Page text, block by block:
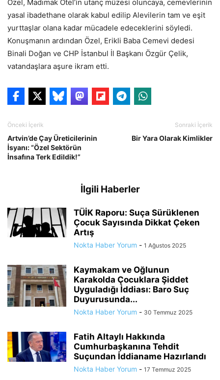
Özel, Madımak Otel’in utanç müzesi oluncaya, cemevlerinin
yasal ibadethane olarak kabul edilip Alevilerin tam ve eşit
yurttaşlar olana kadar mücadele edeceklerini söyledi.
Konuşmanın ardından Özel, Erikli Baba Cemevi dedesi
Binali Doğan ve CHP İstanbul İl Başkanı Özgür Çelik,
vatandaşlara aşure ikram etti.
Önceki İçerik
Artvin’de Çay Üreticilerinin
İsyanı: “Özel Sektörün
İnsafına Terk Edildik!”
Sonraki İçerik
Bir Yara Olarak Kimlikler
İlgili Haberler
TÜİK Raporu: Suça Sürüklenen
Çocuk Sayısında Dikkat Çeken
Artış
Nokta Haber Yorum - 1 Ağustos 2025
Kaymakam ve Oğlunun
Karakolda Çocuklara Şiddet
Uyguladığı İddiası: Baro Suç
Duyurusunda...
Nokta Haber Yorum - 30 Temmuz 2025
Fatih Altaylı Hakkında
Cumhurbaşkanına Tehdit
Suçundan İddianame Hazırlandı
Nokta Haber Yorum - 17 Temmuz 2025